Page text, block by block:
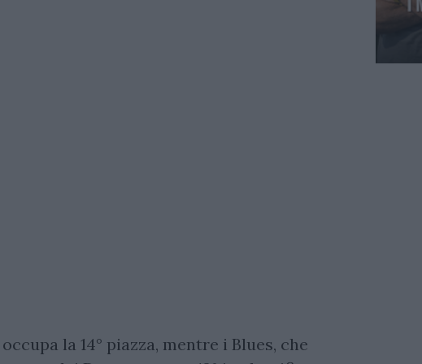
la 14° piazza, mentre i Blues, che